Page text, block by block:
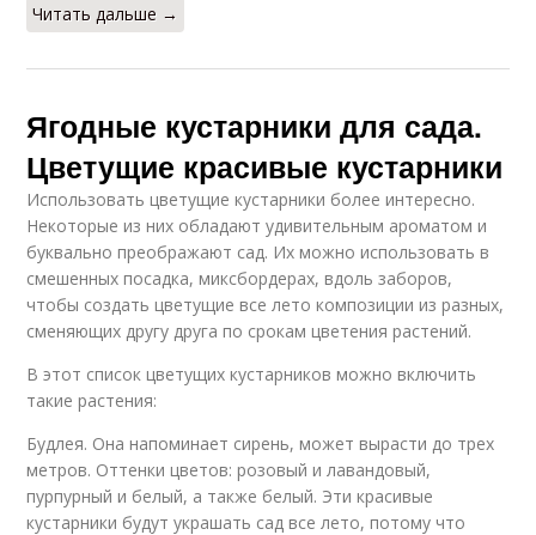
Читать дальше →
Ягодные кустарники для сада.
Цветущие красивые кустарники
Использовать цветущие кустарники более интересно.
Некоторые из них обладают удивительным ароматом и
буквально преображают сад. Их можно использовать в
смешенных посадка, миксбордерах, вдоль заборов,
чтобы создать цветущие все лето композиции из разных,
сменяющих другу друга по срокам цветения растений.
В этот список цветущих кустарников можно включить
такие растения:
Будлея. Она напоминает сирень, может вырасти до трех
метров. Оттенки цветов: розовый и лавандовый,
пурпурный и белый, а также белый. Эти красивые
кустарники будут украшать сад все лето, потому что